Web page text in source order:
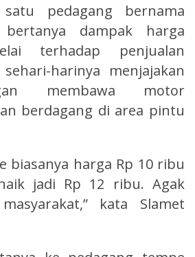
pedagang bernama
dampak harga
terhadap penjualan
harinya menjajakan
membawa motor
berdagang di area pintu
biasanya harga Rp 10 ribu
jadi Rp 12 ribu. Agak
kata Slamet